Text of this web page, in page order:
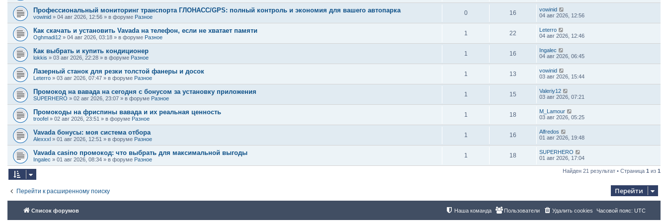
Профессиональный мониторинг транспорта ГЛОНАСС/GPS: полный контроль и экономия для вашего автопарка
vowinid » 04 авг 2026, 12:56 » в форуме Разное
0 16
vowinid
04 авг 2026, 12:56
Как скачать и установить Vavada на телефон, если не хватает памяти
Oghmadi12 » 04 авг 2026, 03:18 » в форуме Разное
1 22
Leterro
04 авг 2026, 12:46
Как выбрать и купить кондиционер
lokkis » 03 авг 2026, 22:28 » в форуме Разное
1 16
Ingalec
04 авг 2026, 06:45
Лазерный станок для резки толстой фанеры и досок
Leterro » 03 авг 2026, 07:47 » в форуме Разное
1 13
vowinid
03 авг 2026, 15:44
Промокод на вавада на сегодня с бонусом за установку приложения
SUPERHERO » 02 авг 2026, 23:07 » в форуме Разное
1 15
Valeriy12
03 авг 2026, 07:21
Промокоды на фриспины вавада и их реальная ценность
troofel » 02 авг 2026, 23:51 » в форуме Разное
1 18
M_Lamour
03 авг 2026, 05:25
Vavada бонусы: моя система отбора
Alexxxl » 01 авг 2026, 12:51 » в форуме Разное
1 16
Alfredos
01 авг 2026, 19:48
Vavada casino промокод: что выбрать для максимальной выгоды
Ingalec » 01 авг 2026, 08:34 » в форуме Разное
1 18
SUPERHERO
01 авг 2026, 17:04
Найден 21 результат • Страница 1 из 1
Перейти к расширенному поиску Перейти
Список форумов Часовой пояс: UTC
Удалить cookies
Пользователи
Наша команда